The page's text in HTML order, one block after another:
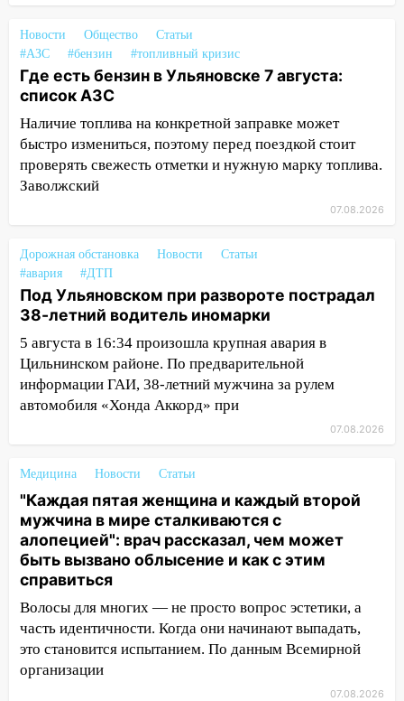
Чернышевского
08:21
В Заволжском районе украли два
велосипеда
07:18 В Ульяновск идет
тридцатиградусная жара: какая будет
погода в четверг
06:00 Четыре года борьбы: ульяновские
юристы помогли женщине засудить УК
05:00 Кому 6 августа звезды сулят
прибыль, а кому — испытания на
прочность
05.08.2026
22:58 Соцсети: на проспекте Тюленева
ДТП с мотоциклистом
20:22 Мошенники обманули 92-летнюю
19:14
Житель Ульяновской области
подвез троих незнакомцев на трассе и
заработал уголовное дело
18:14
Прогноз погоды на 6 августа в
Ульяновской области
18:00 Мотофристайл, рок и силовой
экстрим: в Ульяновске пройдет
большой фестиваль «Наше время»
17:30 Где есть бензин в Ульяновске 5
августа после рабочего дня: список АЗС
Новости Общество
Статьи
#АЗС
#бензин #топливный кризис
Где есть бензин в Ульяновске 7 августа:
список АЗС
Наличие топлива на конкретной заправке может
быстро измениться, поэтому перед поездкой стоит
проверять свежесть отметки и нужную марку топлива.
Заволжский
07.08.2026
Дорожная обстановка Новости
Статьи
#авария
#ДТП
Под Ульяновском при развороте пострадал
38-летний водитель иномарки
5 августа в 16:34 произошла крупная авария в
Цильнинском районе. По предварительной
информации ГАИ, 38-летний мужчина за рулем
автомобиля «Хонда Аккорд» при
07.08.2026
Медицина Новости Статьи
"Каждая пятая женщина и каждый второй
мужчина в мире сталкиваются с
алопецией": врач рассказал, чем может
быть вызвано облысение и как с этим
справиться
Волосы для многих — не просто вопрос эстетики, а
часть идентичности. Когда они начинают выпадать,
это становится испытанием. По данным Всемирной
организации
07.08.2026